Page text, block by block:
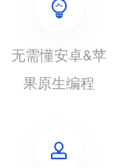
无需懂安卓&苹
果原生编程